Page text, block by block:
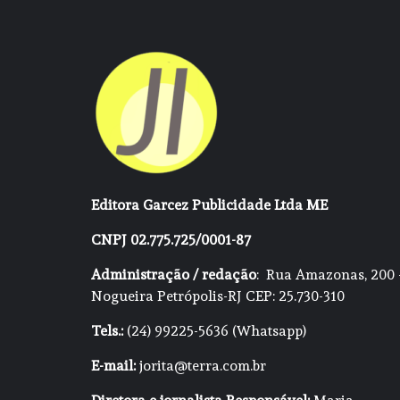
Editora Garcez Publicidade Ltda ME
CNPJ 02.775.725/0001-87
Administração / redação: Rua Amazonas, 200
Nogueira Petrópolis-RJ CEP: 25.730-310
Tels.:(24) 99225-5636 (Whatsapp)
E-mail:jorita@terra.com.br